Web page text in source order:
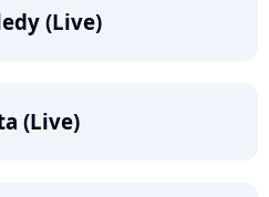
(Live)
(Live)